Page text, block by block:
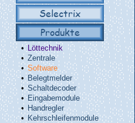
Selectrix
Produkte
• Löttechnik
• Zentrale
• Software
• Belegtmelder
•Schaltdecoder
• Eingabemodule
• Handregler
• Kehrschleifenmodule